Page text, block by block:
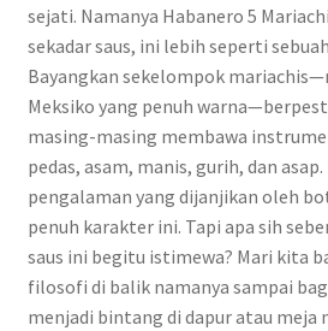
sejati. Namanya Habanero 5
sekadar saus, ini lebih seperti
Bayangkan sekelompok
Meksiko yang penuh
masing-masing membawa
pedas, asam, manis, gurih, dan
pengalaman yang dijanjikan oleh
penuh karakter ini. Tapi apa sih
saus ini begitu istimewa? Mari kita
filosofi di balik namanya sampai
menjadi bintang di dapur atau meja